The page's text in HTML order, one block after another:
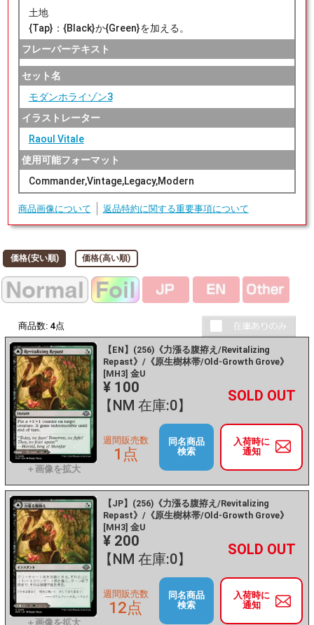
土地
{Tap}：{Black}か{Green}を加える。
フレーバーテキスト
セット名
モダンホライゾン3
イラストレーター
Raoul Vitale
使用可能フォーマット
Commander,Vintage,Legacy,Modern
商品画像について 返品特約に関する重要事項について
価格(安い順) 価格(高い順)
商品数: 4点
【EN】(256)《力漲る腹拵え/Revitalizing
Repast》/《原生樹林帯/Old-Growth Grove》
[MH3] 金U
¥ 100
【NM 在庫:0】
－ +
入荷時に
通知
週間販売数
1点
同名商品
検索
【JP】(256)《力漲る腹拵え/Revitalizing
Repast》/《原生樹林帯/Old-Growth Grove》
[MH3] 金U
¥ 200
【NM 在庫:0】
－ +
入荷時に
通知
週間販売数
12点
同名商品
検索